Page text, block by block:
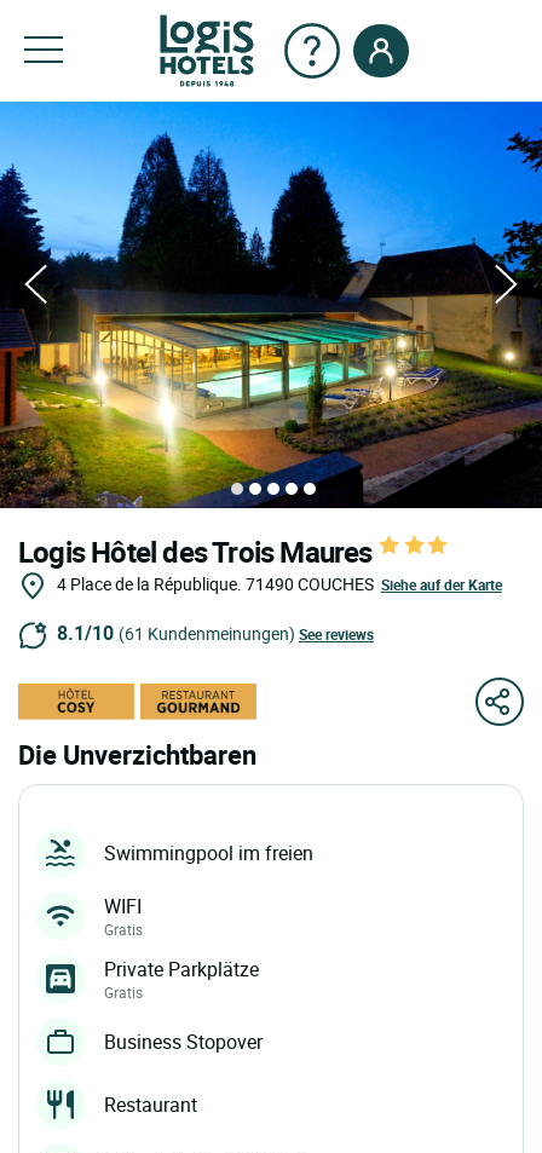
Logis Hôtel des Trois Maures
4 Place de la République. 71490 COUCHES Siehe auf der Karte
8.1/10 (61 Kundenmeinungen) See reviews
Die Unverzichtbaren
Swimmingpool im freien
WIFI
Gratis
Private Parkplätze
Gratis
Business Stopover
Restaurant